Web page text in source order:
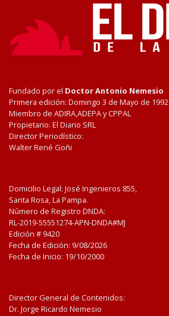
Fundado por el Doctor Antonio Nemesio
Primera edición: Domingo 3 de Mayo de 1992
Miembro de ADIRA,ADEPA y CPPAL
Propietario: El Diario SRL
Director Periodístico:
Walter René Goñi
Domicilio Legal: José Ingenieros 855,
Santa Rosa, La Pampa.
Número de Registro DNDA:
RL-2019-55551274-APN-DNDA#MJ
Edición # 9420
Fecha de Edición: 9/08/2026
Fecha de Inicio: 19/10/2000
Director General de Contenidos:
Dr. Jorge Ricardo Nemesio